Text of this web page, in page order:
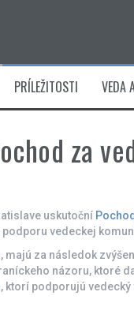
PRÍLEŽITOSTI VEDA
za
uskutoční
podporu vedeckej
majú za následok
názoru, ktoré
ktorí podporujú